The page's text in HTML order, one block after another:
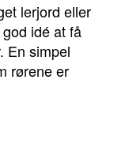
lerjord eller
idé at få
En simpel
rørene er